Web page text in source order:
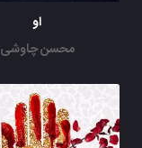
او
محسن چاوشی